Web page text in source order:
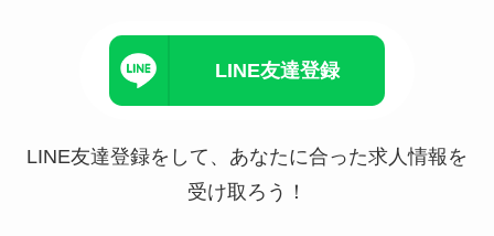
LINE友達登録
LINE友達登録をして、あなたに合った求人情報を
受け取ろう！